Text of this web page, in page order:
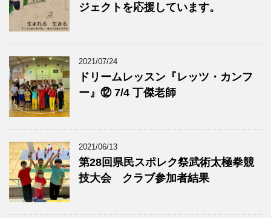
ジェクトを応援しています。
2021/07/24
ドリームレッスン『レッツ・カンフ
ー』⑫ 7/4 丁傑老師
2021/06/13
第28回県民スポレク祭武術太極拳競
技大会 クラブ参加者結果